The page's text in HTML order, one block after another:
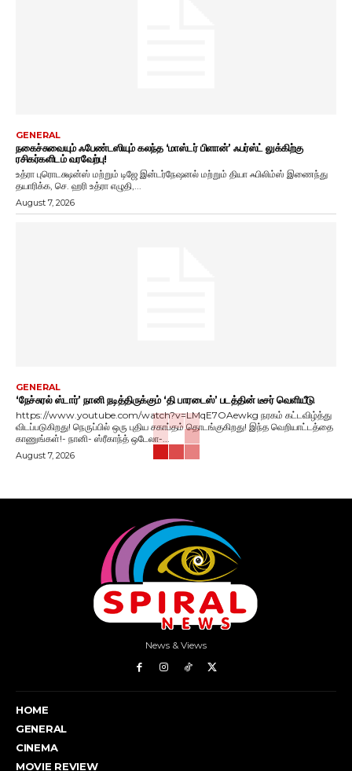
GENERAL
நகைச்சுவையும் ஃபேண்டஸியும் கலந்த ‘மாஸ்டர் பிளான்’ ஃபர்ஸ்ட் லுக்கிற்கு
ரசிகர்களிடம் வரவேற்பு!
உத்ரா புரொடக்ஷன்ஸ் மற்றும் டிஜே இன்டர்நேஷனல் மற்றும் தியா ஃபிலிம்ஸ் இணைந்து
தயாரிக்க, செ. ஹரி உத்ரா எழுதி,...
August 7, 2026
GENERAL
‘நேச்சுரல் ஸ்டார்’ நானி நடித்திருக்கும் ‘தி பாரடைஸ்’ படத்தின் டீசர் வெளியீடு
https://www.youtube.com/watch?v=LMqE7OAewkg நரகம் கட்டவிழ்த்து
விடப்படுகிறது! நெருப்பில் ஒரு புதிய சகாப்தம் தொடங்குகிறது! இந்த வெறியாட்டத்தை
காணுங்கள்!- நானி- ஸ்ரீகாந்த் ஒடேலா-...
August 7, 2026
News & Views
HOME
GENERAL
CINEMA
MOVIE REVIEW